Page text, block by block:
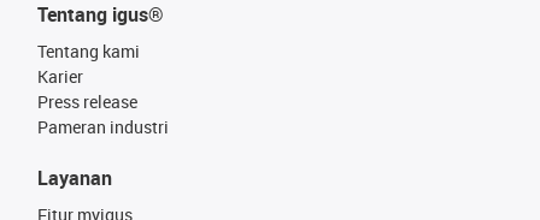
Tentang igus®
Tentang kami
Karier
Press release
Pameran industri
Layanan
Fitur myigus